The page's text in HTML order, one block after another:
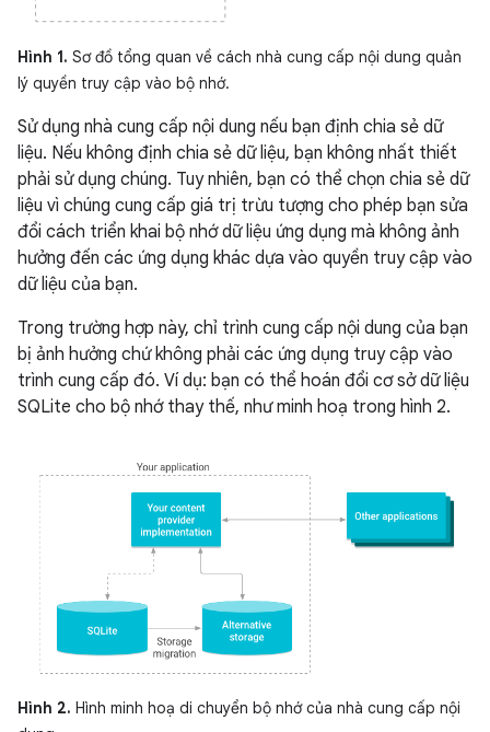
Hình 1. Sơ đồ tổng quan về cách nhà cung cấp nội dung quản
lý quyền truy cập vào bộ nhớ.
Sử dụng nhà cung cấp nội dung nếu bạn định chia sẻ dữ
liệu. Nếu không định chia sẻ dữ liệu, bạn không nhất thiết
phải sử dụng chúng. Tuy nhiên, bạn có thể chọn chia sẻ dữ
liệu vì chúng cung cấp giá trị trừu tượng cho phép bạn sửa
đổi cách triển khai bộ nhớ dữ liệu ứng dụng mà không ảnh
hưởng đến các ứng dụng khác dựa vào quyền truy cập vào
dữ liệu của bạn.
Trong trường hợp này, chỉ trình cung cấp nội dung của bạn
bị ảnh hưởng chứ không phải các ứng dụng truy cập vào
trình cung cấp đó. Ví dụ: bạn có thể hoán đổi cơ sở dữ liệu
SQLite cho bộ nhớ thay thế, như minh hoạ trong hình 2.
Hình 2. Hình minh hoạ di chuyển bộ nhớ của nhà cung cấp nội